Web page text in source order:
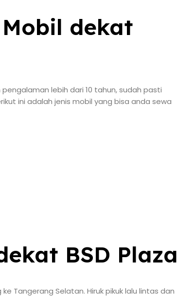
dekat
lebih dari 10 tahun, sudah pasti
ini adalah jenis mobil yang bisa anda sewa
BSD Plaza
Tangerang Selatan. Hiruk pikuk lalu lintas dan